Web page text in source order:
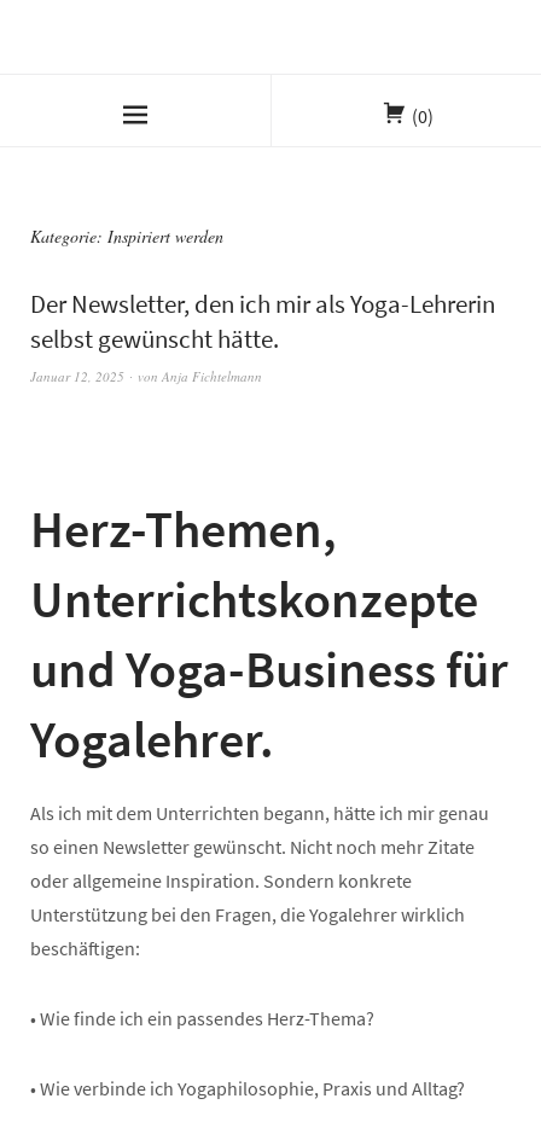
(0)
Kategorie: Inspiriert werden
Der Newsletter, den ich mir als Yoga-Lehrerin
selbst gewünscht hätte.
Januar 12, 2025 von Anja Fichtelmann
Herz-Themen,
Unterrichtskonzepte
und Yoga-Business für
Yogalehrer.
Als ich mit dem Unterrichten begann, hätte ich mir genau
so einen Newsletter gewünscht. Nicht noch mehr Zitate
oder allgemeine Inspiration. Sondern konkrete
Unterstützung bei den Fragen, die Yogalehrer wirklich
beschäftigen:
• Wie finde ich ein passendes Herz-Thema?
• Wie verbinde ich Yogaphilosophie, Praxis und Alltag?